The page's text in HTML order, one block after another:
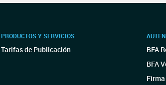
PRODUCTOS Y SERVICIOS
Tarifas de Publicación
BFA
BFA